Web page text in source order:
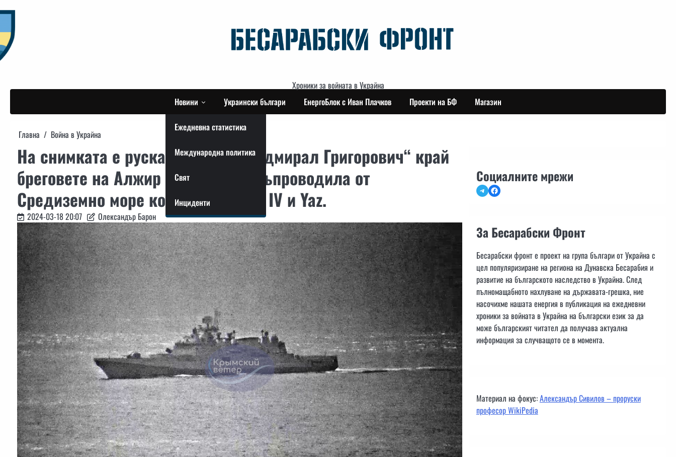
to
content
Хроники за войната в Украйна
Новини
Ежедневна статистика
Международна политика
Свят
Инциденти
Украински българи ЕнергоБлок с Иван Плачков Проекти на БФ Магазин
Главна Война в Украйна
На снимката е руската фрегата „Адмирал Григорович“ край
бреговете на Алжир след като е съпроводила от
Средиземно море корабите Sparta IV и Yaz.
2024-03-18 20:07 Олександър Барон
Социалните мрежи
TelegramFacebook
За Бесарабски Фронт
Бесарабски фронт е проект на група българи от Украйна с
цел популяризиране на региона на Дунавска Бесарабия и
развитие на българското наследство в Украйна. След
пълномащабното нахлуване на държавата-грешка, ние
насочихме нашата енергия в публикация на ежедневни
хроники за войната в Украйна на български език за да
може българският читател да получава актуална
информация за случващото се в момента.
Материал на фокус:Александър Сивилов – проруски
професор WikiPedia